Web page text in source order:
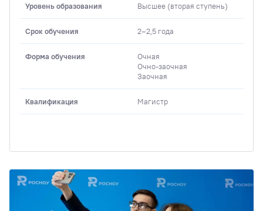
Уровень образования Высшее (вторая ступень)
Срок обучения 2–2,5 года
Форма обучения
Очная
Очно-заочная
Заочная
Квалификация Магистр